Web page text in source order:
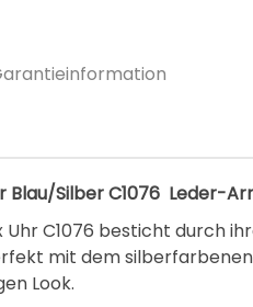
Blau/Silber C1076 Leder-
Uhr C1076 besticht durch
mit dem
Look.